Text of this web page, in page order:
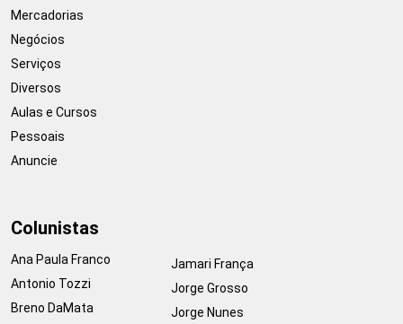
Mercadorias
Negócios
Serviços
Diversos
Aulas e Cursos
Pessoais
Anuncie
Colunistas
Ana Paula Franco
Antonio Tozzi
Breno DaMata
Jamari França
Jorge Grosso
Jorge Nunes